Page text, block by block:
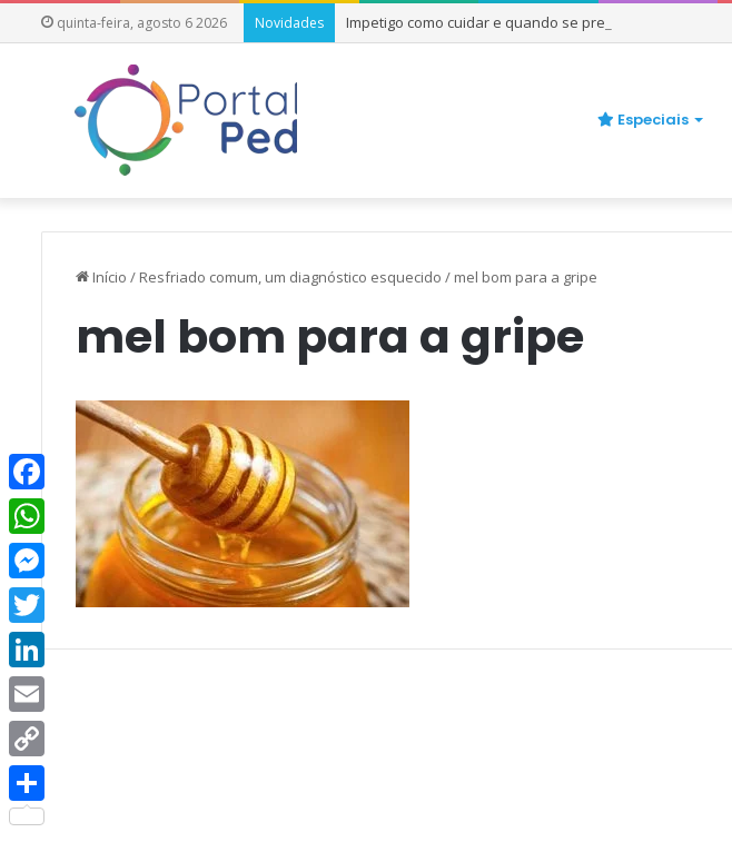
quinta-feira, agosto 6 2026 Novidades Impetigo como cuidar e quando se preocupar
Especiais
Início / Resfriado comum, um diagnóstico esquecido / mel bom para a gripe
mel bom para a gripe
Facebook
WhatsApp
Messenger
Twitter
LinkedIn
Email
Copy
Link
Share